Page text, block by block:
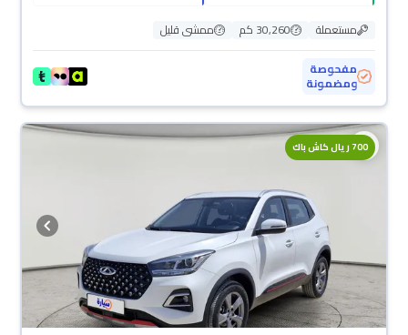
مستعملة 30,260 كم
ممشى قليل
مفحوصة
ومضمونة
700 ريال كاش باك